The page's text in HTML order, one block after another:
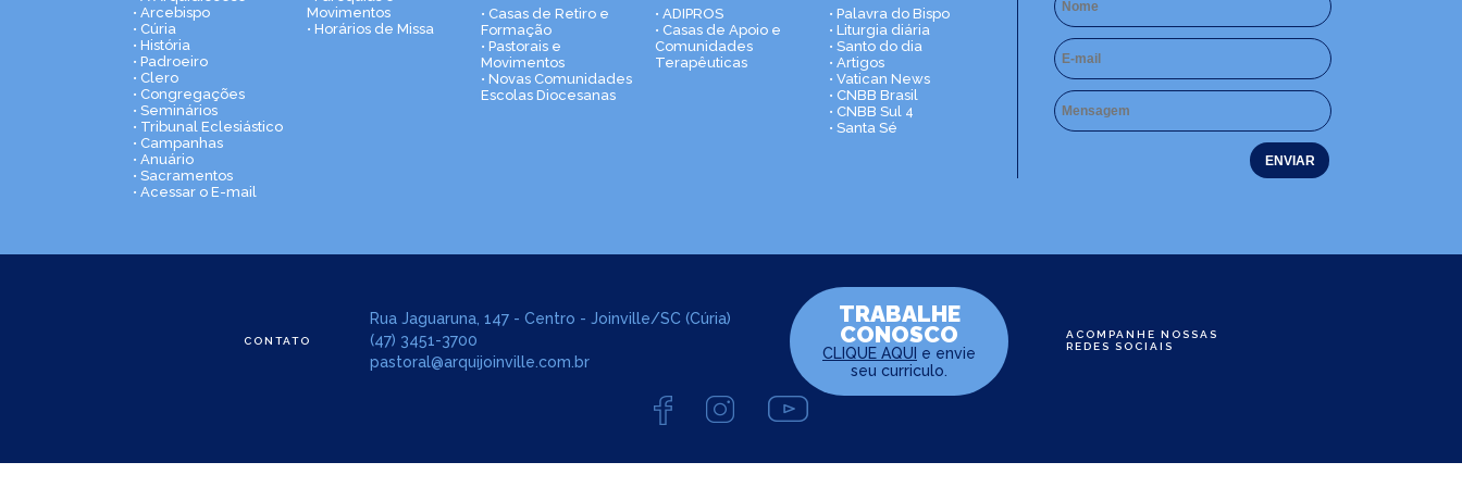
• Arcebispo
• Cúria
• História
• Padroeiro
• Clero
• Congregações
• Seminários
• Tribunal Eclesiástico
• Campanhas
• Anuário
• Sacramentos
• Acessar o E-mail
Movimentos
• Horários de Missa
• Casas de Retiro e
Formação
• Pastorais e
Movimentos
• Novas Comunidades
Escolas Diocesanas
• ADIPROS
• Casas de Apoio e
Comunidades
Terapêuticas
• Palavra do Bispo
• Liturgia diária
• Santo do dia
• Artigos
• Vatican News
• CNBB Brasil
• CNBB Sul 4
• Santa Sé
CONTATO
Rua Jaguaruna, 147 - Centro - Joinville/SC (Cúria)
(47) 3451-3700
pastoral@arquijoinville.com.br
TRABALHE
CONOSCO
CLIQUE AQUI e envie
seu curriculo.
ACOMPANHE NOSSAS
REDES SOCIAIS